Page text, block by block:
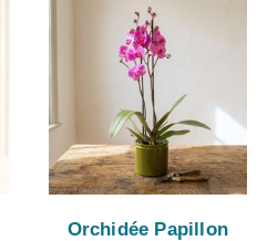
Orchidée Papillon